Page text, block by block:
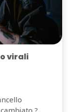
virali
?